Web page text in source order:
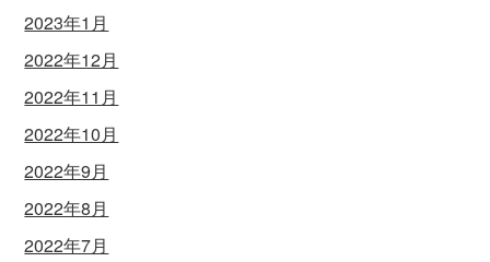
2023年1月
2022年12月
2022年11月
2022年10月
2022年9月
2022年8月
2022年7月